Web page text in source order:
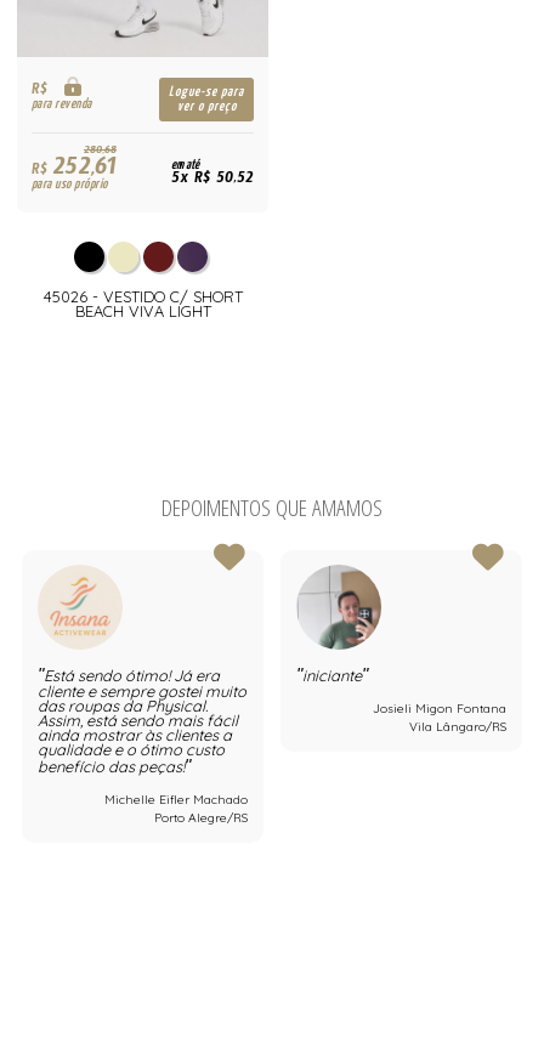
R$
para revenda
Logue-se para
ver o preço
280,68
R$252,61
para uso próprio
em até
5x R$ 50,52
45026 - VESTIDO C/ SHORT
BEACH VIVA LIGHT
DEPOIMENTOS QUE AMAMOS
Está sendo ótimo! Já era
cliente e sempre gostei muito
das roupas da Physical.
Assim, está sendo mais fácil
ainda mostrar às clientes a
qualidade e o ótimo custo
benefício das peças!
Michelle Eifler Machado
Porto Alegre/RS
iniciante
Josieli Migon Fontana
Vila Lângaro/RS